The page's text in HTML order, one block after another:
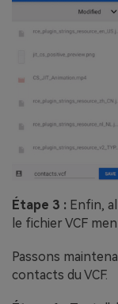
Étape 3 : Enfin,
le fichier VCF
Passons
contacts du VCF.